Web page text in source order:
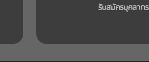
รับสมัครบุคลากร